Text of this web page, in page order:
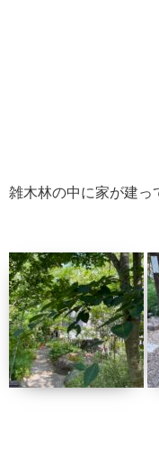
雑木林の中に家が建っ